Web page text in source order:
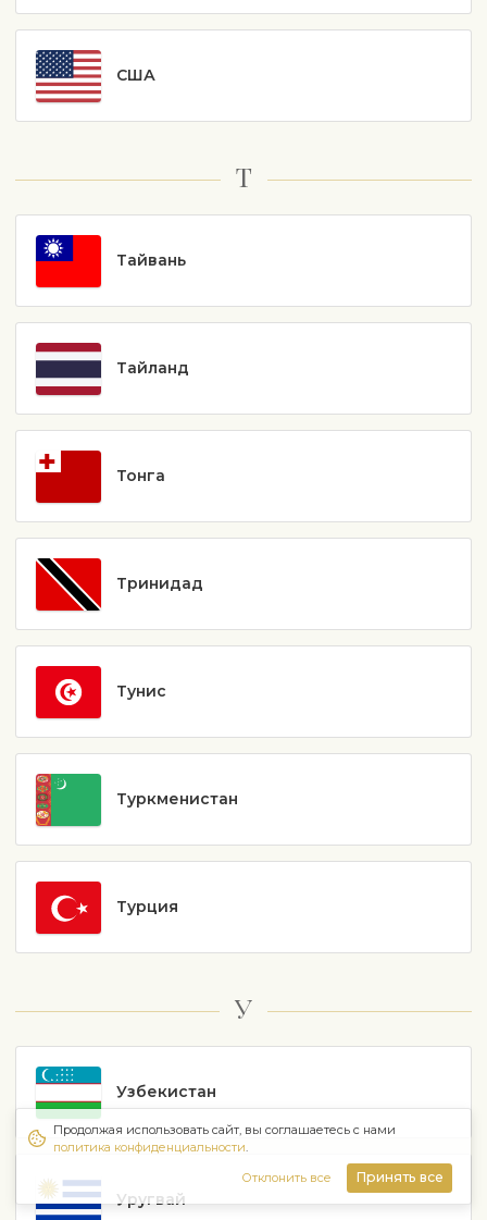
США
Т
Тайвань
Тайланд
Тонга
Тринидад
Тунис
Туркменистан
Турция
У
Узбекистан
Уругвай
Продолжая использовать сайт, вы соглашаетесь с нами
политика конфиденциальности
Отклонить все Принять все